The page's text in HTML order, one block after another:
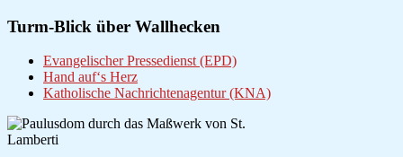
Turm-Blick über Wallhecken
Evangelischer Pressedienst (EPD)
Hand auf‘s Herz
Katholische Nachrichtenagentur (KNA)